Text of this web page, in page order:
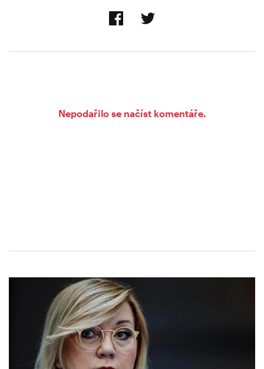
Nepodařilo se načíst komentáře.